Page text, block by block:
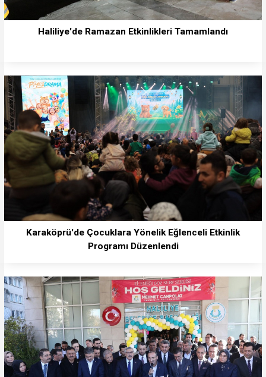
Haliliye'de Ramazan Etkinlikleri Tamamlandı
Karaköprü'de Çocuklara Yönelik Eğlenceli Etkinlik
Programı Düzenlendi